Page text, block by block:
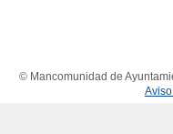
© Mancomunidad de